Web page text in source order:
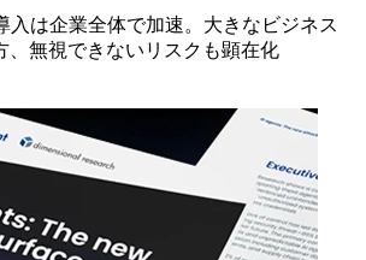
入は企業全体で加速。大きなビジネス
、無視できないリスクも顕在化